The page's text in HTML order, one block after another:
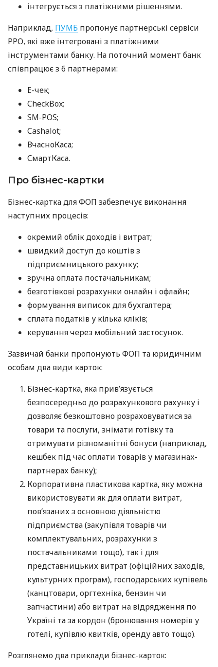
інтегрується з платіжними рішеннями.
Наприклад, ПУМБ пропонує партнерські сервіси
РРО, які вже інтегровані з платіжними
інструментами банку. На поточний момент банк
співпрацює з 6 партнерами:
E-чек;
CheckBox;
SM-POS;
Cashalot;
ВчасноКаса;
СмартКаса.
Про бізнес-картки
Бізнес-картка для ФОП забезпечує виконання
наступних процесів:
окремий облік доходів і витрат;
швидкий доступ до коштів з
підприємницького рахунку;
зручна оплата постачальникам;
безготівкові розрахунки онлайн і офлайн;
формування виписок для бухгалтера;
сплата податків у кілька кліків;
керування через мобільний застосунок.
Зазвичай банки пропонують ФОП та юридичним
особам два види карток:
Бізнес-картка, яка прив’язується
безпосередньо до розрахункового рахунку і
дозволяє безкоштовно розраховуватися за
товари та послуги, знімати готівку та
отримувати різноманітні бонуси (наприклад,
кешбек під час оплати товарів у магазинах-
партнерах банку);
Корпоративна пластикова картка, яку можна
використовувати як для оплати витрат,
пов’язаних з основною діяльністю
підприємства (закупівля товарів чи
комплектувальних, розрахунки з
постачальниками тощо), так і для
представницьких витрат (офіційних заходів,
культурних програм), господарських купівель
(канцтовари, оргтехніка, бензин чи
запчастини) або витрат на відрядження по
Україні та за кордон (бронювання номерів у
готелі, купівлю квитків, оренду авто тощо).
Розглянемо два приклади бізнес-карток: